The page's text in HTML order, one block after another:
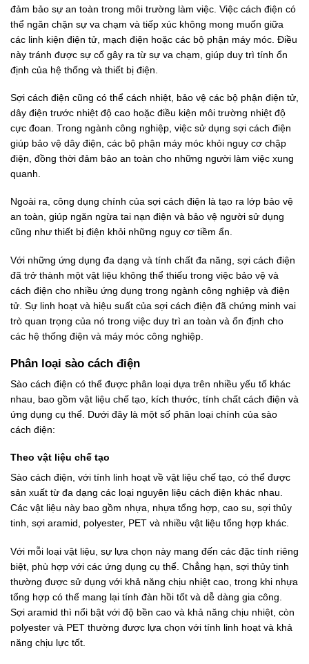
đảm bảo sự an toàn trong môi trường làm việc. Việc cách điện có
thể ngăn chặn sự va chạm và tiếp xúc không mong muốn giữa
các linh kiện điện tử, mạch điện hoặc các bộ phận máy móc. Điều
này tránh được sự cố gây ra từ sự va chạm, giúp duy trì tính ổn
định của hệ thống và thiết bị điện.
Sợi cách điện cũng có thể cách nhiệt, bảo vệ các bộ phận điện tử,
dây điện trước nhiệt độ cao hoặc điều kiện môi trường nhiệt độ
cực đoan. Trong ngành công nghiệp, việc sử dụng sợi cách điện
giúp bảo vệ dây điện, các bộ phận máy móc khỏi nguy cơ chập
điện, đồng thời đảm bảo an toàn cho những người làm việc xung
quanh.
Ngoài ra, công dụng chính của sợi cách điện là tạo ra lớp bảo vệ
an toàn, giúp ngăn ngừa tai nạn điện và bảo vệ người sử dụng
cũng như thiết bị điện khỏi những nguy cơ tiềm ẩn.
Với những ứng dụng đa dạng và tính chất đa năng, sợi cách điện
đã trở thành một vật liệu không thể thiếu trong việc bảo vệ và
cách điện cho nhiều ứng dụng trong ngành công nghiệp và điện
tử. Sự linh hoạt và hiệu suất của sợi cách điện đã chứng minh vai
trò quan trọng của nó trong việc duy trì an toàn và ổn định cho
các hệ thống điện và máy móc công nghiệp.
Phân loại sào cách điện
Sào cách điện có thể được phân loại dựa trên nhiều yếu tố khác
nhau, bao gồm vật liệu chế tạo, kích thước, tính chất cách điện và
ứng dụng cụ thể. Dưới đây là một số phân loại chính của sào
cách điện:
Theo vật liệu chế tạo
Sào cách điện, với tính linh hoạt về vật liệu chế tạo, có thể được
sản xuất từ đa dạng các loại nguyên liệu cách điện khác nhau.
Các vật liệu này bao gồm nhựa, nhựa tổng hợp, cao su, sợi thủy
tinh, sợi aramid, polyester, PET và nhiều vật liệu tổng hợp khác.
Với mỗi loại vật liệu, sự lựa chọn này mang đến các đặc tính riêng
biệt, phù hợp với các ứng dụng cụ thể. Chẳng hạn, sợi thủy tinh
thường được sử dụng với khả năng chịu nhiệt cao, trong khi nhựa
tổng hợp có thể mang lại tính đàn hồi tốt và dễ dàng gia công.
Sợi aramid thì nổi bật với độ bền cao và khả năng chịu nhiệt, còn
polyester và PET thường được lựa chọn với tính linh hoạt và khả
năng chịu lực tốt.